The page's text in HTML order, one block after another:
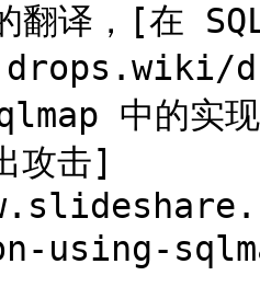
翻译，[在
中的实
攻击]